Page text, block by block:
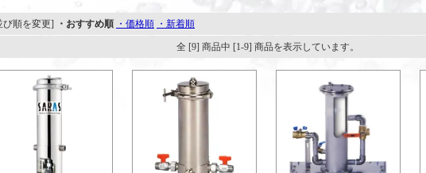
び順を変更] ・おすすめ順 ・価格順 ・新着順
全 [9] 商品中 [1-9] 商品を表示しています。